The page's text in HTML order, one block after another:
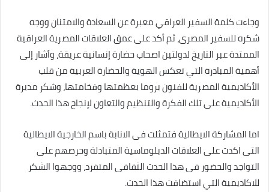
‏وجاءت كلمة السفير العراقي معبرة عن السعادة والامتنان ووجه
شكره للسفير المصرى، ثم أكد على عمق العلاقات المصرية العراقية
الممتدة عبر التاريخ لدولتين اصحاب حضارة إنسانية عريقة، ‏وأشار إلى
أهمية المبادرة التي تعكس الهوية والحضارة العربية من قلب
الأكاديمية المصرية للفنون بروما بعظمتها وفخامتها، وشكر مديرة
الأكاديمية على تلك الفكرة والتنظيم والتعاون لإنجاح هذا الحدث.
اما المشاركة الايطالية فتمثلت فى الانابة باسم الخارجية الايطالية
التى اكدت على العلاقات الدبلوماسية المتبادلة وحرصهم على
التواجد والحضور فى هذا الحدث الثقافى المتفرد، ووجهوا الشكر
للاكاديمية التي استضافت هذا الحدث.